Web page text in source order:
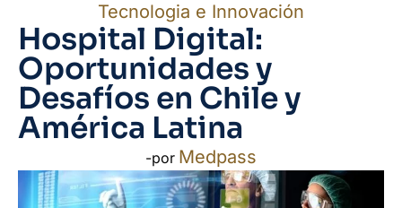
Tecnologia e Innovación
Hospital Digital:
Oportunidades y
Desafíos en Chile y
América Latina
-por Medpass